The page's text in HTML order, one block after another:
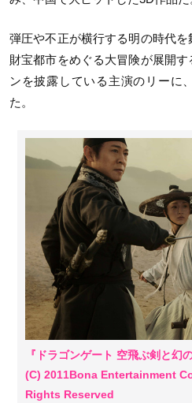
弾圧や不正が横行する明の時代
財宝都市をめぐる大冒険が展開
ンを披露している主演のリーに
た。
『ドラゴンゲート 空飛ぶ剣と幻の
(C) 2011Bona Entertainment
Rights Reserved